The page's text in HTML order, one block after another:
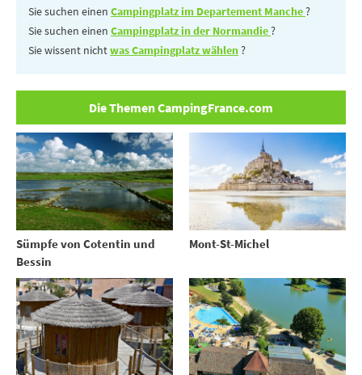
Sie suchen einen Campingplatz im Departement Manche?
Sie suchen einen Campingplatz in der Normandie?
Sie wissent nichtwas Campingplatz wählen?
Die Themen CampingFrance.com
Sümpfe von Cotentin und
Bessin
Mont-St-Michel